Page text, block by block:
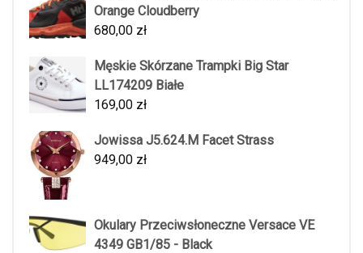
Orange Cloudberry
680,00 zł
Męskie Skórzane Trampki Big Star
LL174209 Białe
169,00 zł
Jowissa J5.624.M Facet Strass
949,00 zł
Okulary Przeciwsłoneczne Versace VE
4349 GB1/85 - Black